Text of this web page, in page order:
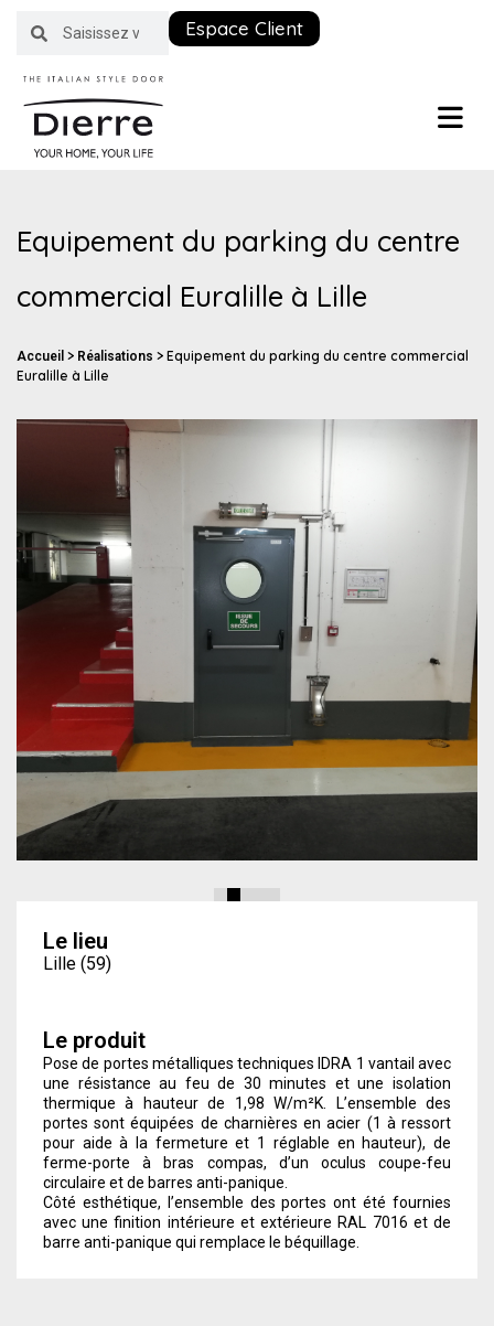
Espace Client
Equipement du parking du centre
commercial Euralille à Lille
Accueil > Réalisations > Equipement du parking du centre commercial
Euralille à Lille
Le lieu
Lille (59)
Le produit
Pose de portes métalliques techniques IDRA 1 vantail avec
une résistance au feu de 30 minutes et une isolation
thermique à hauteur de 1,98 W/m²K. L’ensemble des
portes sont équipées de charnières en acier (1 à ressort
pour aide à la fermeture et 1 réglable en hauteur), de
ferme-porte à bras compas, d’un oculus coupe-feu
circulaire et de barres anti-panique.
Côté esthétique, l’ensemble des portes ont été fournies
avec une finition intérieure et extérieure RAL 7016 et de
barre anti-panique qui remplace le béquillage.